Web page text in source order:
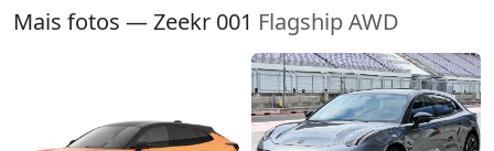
Mais fotos — Zeekr 001 Flagship AWD